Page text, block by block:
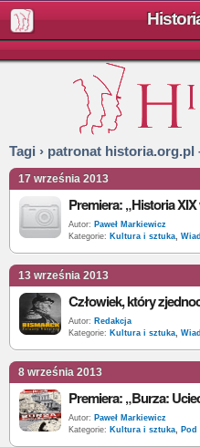
Tagi › patronat historia.org.pl
17 września 2013
Autor: Paweł Markiewicz
Kategorie: Kultura i sztuka,
13 września 2013
Autor: Redakcja
Kategorie: Kultura i sztuka,
8 września 2013
Premiera: „Burza:
Autor: Paweł Markiewicz
Kategorie: Kultura i sztuka, Pod